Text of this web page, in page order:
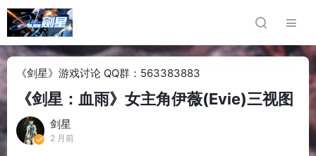
《剑星》游戏讨论 QQ群：563383883
《剑星：血雨》女主角伊薇(Evie)三视图
剑星
2 月前